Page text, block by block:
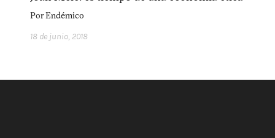
PorEndémico
18 de junio, 2018
acerca
equipo política de envíos